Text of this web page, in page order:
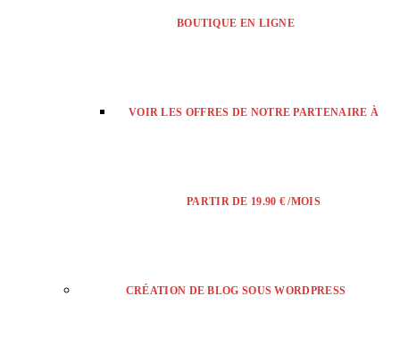
BOUTIQUE EN LIGNE
VOIR LES OFFRES DE NOTRE PARTENAIRE À
PARTIR DE 19.90 € /MOIS
CRÉATION DE BLOG SOUS WORDPRESS